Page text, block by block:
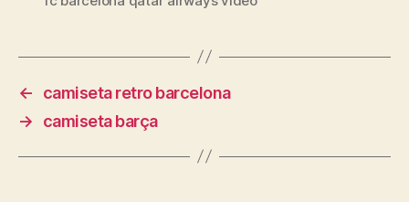
←
camiseta retro barcelona
→
camiseta barça